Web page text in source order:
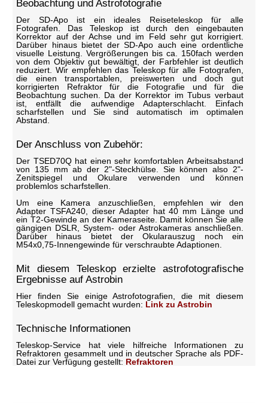
Beobachtung und Astrofotografie
Der SD-Apo ist ein ideales Reiseteleskop für alle
Fotografen. Das Teleskop ist durch den eingebauten
Korrektor auf der Achse und im Feld sehr gut korrigiert.
Darüber hinaus bietet der SD-Apo auch eine ordentliche
visuelle Leistung. Vergrößerungen bis ca. 150fach werden
von dem Objektiv gut bewältigt, der Farbfehler ist deutlich
reduziert. Wir empfehlen das Teleskop für alle Fotografen,
die einen transportablen, preiswerten und doch gut
korrigierten Refraktor für die Fotografie und für die
Beobachtung suchen. Da der Korrektor im Tubus verbaut
ist, entfällt die aufwendige Adapterschlacht. Einfach
scharfstellen und Sie sind automatisch im optimalen
Abstand.
Der Anschluss von Zubehör:
Der TSED70Q hat einen sehr komfortablen Arbeitsabstand
von 135 mm ab der 2"-Steckhülse. Sie können also 2"-
Zenitspiegel und Okulare verwenden und können
problemlos scharfstellen.
Um eine Kamera anzuschließen, empfehlen wir den
Adapter TSFA240, dieser Adapter hat 40 mm Länge und
ein T2-Gewinde an der Kameraseite. Damit können Sie alle
gängigen DSLR, System- oder Astrokameras anschließen.
Darüber hinaus bietet der Okularauszug noch ein
M54x0,75-Innengewinde für verschraubte Adaptionen.
Mit diesem Teleskop erzielte astrofotografische
Ergebnisse auf Astrobin
Hier finden Sie einige Astrofotografien, die mit diesem
Teleskopmodell gemacht wurden: Link zu Astrobin
Technische Informationen
Teleskop-Service hat viele hilfreiche Informationen zu
Refraktoren gesammelt und in deutscher Sprache als PDF-
Datei zur Verfügung gestellt: Refraktoren